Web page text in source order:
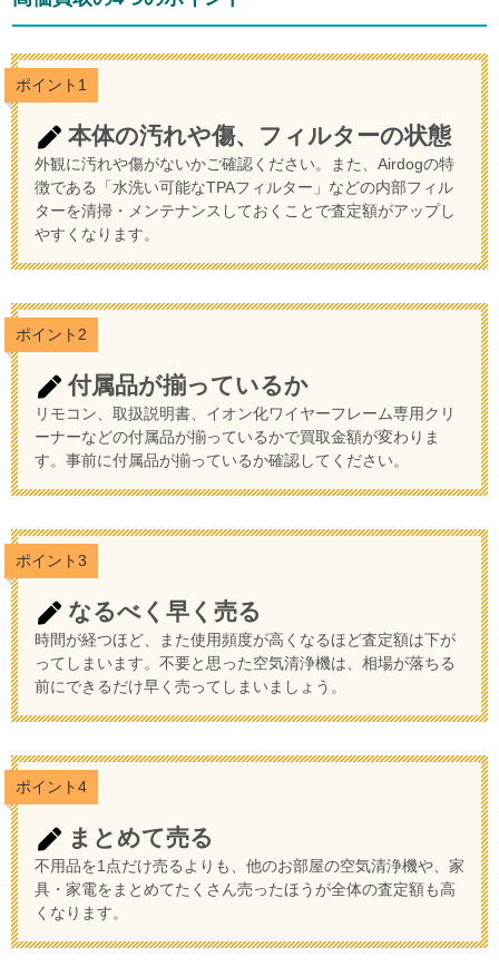
ポイント1
本体の汚れや傷、フィルターの状態
外観に汚れや傷がないかご確認ください。また、Airdogの特
徴である「水洗い可能なTPAフィルター」などの内部フィル
ターを清掃・メンテナンスしておくことで査定額がアップし
やすくなります。
ポイント2
付属品が揃っているか
リモコン、取扱説明書、イオン化ワイヤーフレーム専用クリ
ーナーなどの付属品が揃っているかで買取金額が変わりま
す。事前に付属品が揃っているか確認してください。
ポイント3
なるべく早く売る
時間が経つほど、また使用頻度が高くなるほど査定額は下が
ってしまいます。不要と思った空気清浄機は、相場が落ちる
前にできるだけ早く売ってしまいましょう。
ポイント4
まとめて売る
不用品を1点だけ売るよりも、他のお部屋の空気清浄機や、家
具・家電をまとめてたくさん売ったほうが全体の査定額も高
くなります。